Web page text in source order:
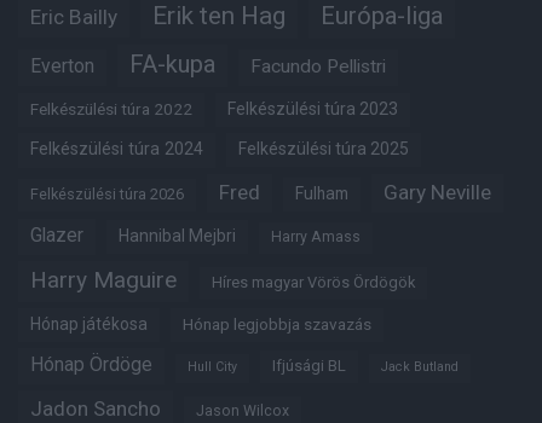
Eric Bailly Erik ten Hag Európa-liga
Everton FA-kupa Facundo Pellistri
Felkészülési túra 2022 Felkészülési túra 2023
Felkészülési túra 2024 Felkészülési túra 2025
Felkészülési túra 2026 Fred Fulham Gary Neville
Glazer Hannibal Mejbri Harry Amass
Harry Maguire Híres magyar Vörös Ördögök
Hónap játékosa Hónap legjobbja szavazás
Hónap Ördöge Hull City Ifjúsági BL Jack Butland
Jadon Sancho Jason Wilcox